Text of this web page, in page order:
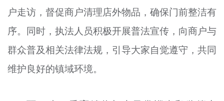
户走访，督促商户清理店外物品，确保门前整洁有
序。同时，执法人员积极开展普法宣传，向商户与
群众普及相关法律法规，引导大家自觉遵守，共同
维护良好的镇域环境。